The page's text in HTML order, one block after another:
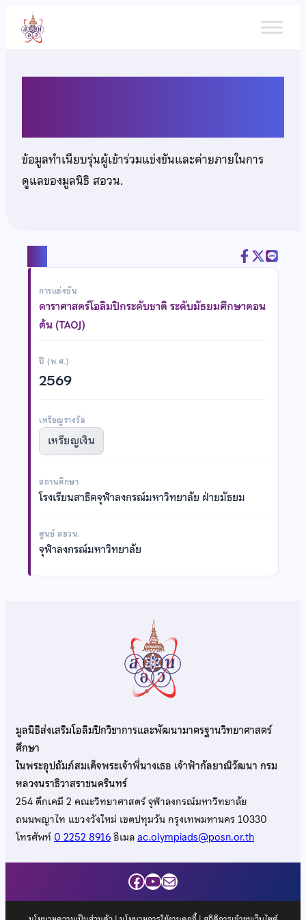
เนื้อหา
ข้อมูลทำเนียบรุ่นผู้เข้าร่วมแข่งขันและค่ายภายในการ
ดูแลของมูลนิธิ สอวน.
การแข่งขัน
ดาราศาสตร์โอลิมปิกระดับชาติ ระดับมัธยมศึกษาตอน
ต้น (TAOJ)
ปี (พ.ศ.)
2569
เหรียญรางวัล
เหรียญเงิน
สถานศึกษา
โรงเรียนสาธิตจุฬาลงกรณ์มหาวิทยาลัย ฝ่ายมัธยม
ศูนย์ สอวน.
จุฬาลงกรณ์มหาวิทยาลัย
มูลนิธิส่งเสริมโอลิมปิกวิชาการและพัฒนามาตรฐานวิทยาศาสตร์
ศึกษา
ในพระอุปถัมภ์สมเด็จพระเจ้าพี่นางเธอ เจ้าฟ้ากัลยาณิวัฒนา กรม
หลวงนราธิวาสราชนครินทร์
254 ตึกเคมี 2 คณะวิทยาศาสตร์ จุฬาลงกรณ์มหาวิทยาลัย
ถนนพญาไท แขวงวังใหม่ เขตปทุมวัน กรุงเทพมหานคร 10330
โทรศัพท์0 2252 8916อีเมลac.olympiads@posn.or.th
Facebook
YouTube
Mail